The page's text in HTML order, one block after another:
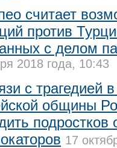
считает
против
с делом
2018 года, 10:43
с трагедией
общины
подростков
17